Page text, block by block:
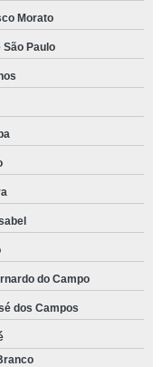
Morato
São Paulo
do Campo
dos Campos